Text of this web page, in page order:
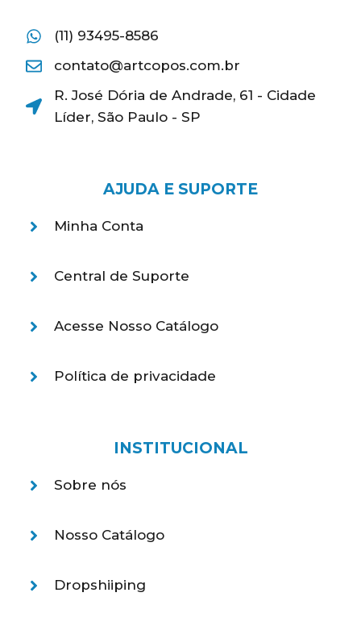
(11) 93495-8586
contato@artcopos.com.br
R. José Dória de Andrade, 61 - Cidade
Líder, São Paulo - SP
AJUDA E SUPORTE
Minha Conta
Central de Suporte
Acesse Nosso Catálogo
Política de privacidade
INSTITUCIONAL
Sobre nós
Nosso Catálogo
Dropshiiping